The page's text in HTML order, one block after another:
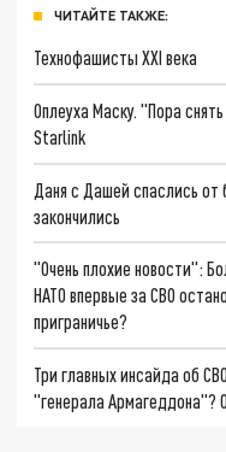
ЧИТАЙТЕ ТАКЖЕ:
Технофашисты XXI века
Оплеуха Маску. "Пора
Starlink
Даня с Дашей спаслись
закончились
"Очень плохие новости":
НАТО впервые за СВО
приграничье?
Три главных инсайда об
"генерала Армагеддона"?